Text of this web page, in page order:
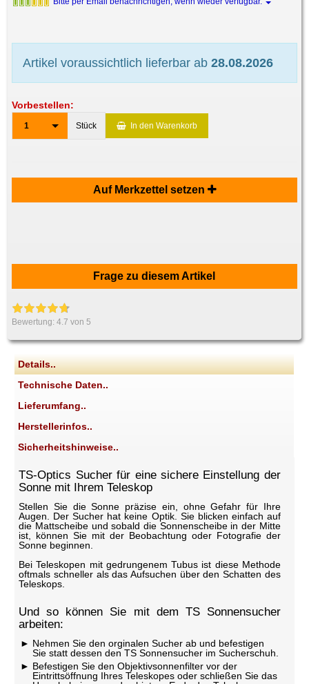
Artikel voraussichtlich lieferbar ab28.08.2026
Vorbestellen:
1 Stück In den Warenkorb
Auf Merkzettel setzen
Frage zu diesem Artikel
Bewertung:4.7 von 5
Details..
Technische Daten..
Lieferumfang..
Herstellerinfos..
Sicherheitshinweise..
TS-Optics Sucher für eine sichere Einstellung der
Sonne mit Ihrem Teleskop
Stellen Sie die Sonne präzise ein, ohne Gefahr für Ihre
Augen. Der Sucher hat keine Optik. Sie blicken einfach auf
die Mattscheibe und sobald die Sonnenscheibe in der Mitte
ist, können Sie mit der Beobachtung oder Fotografie der
Sonne beginnen.
Bei Teleskopen mit gedrungenem Tubus ist diese Methode
oftmals schneller als das Aufsuchen über den Schatten des
Teleskops.
Und so können Sie mit dem TS Sonnensucher
arbeiten:
Nehmen Sie den orginalen Sucher ab und befestigen
Sie statt dessen den TS Sonnensucher im Sucherschuh.
Befestigen Sie den Objektivsonnenfilter vor der
Eintrittsöffnung Ihres Teleskopes oder schließen Sie das